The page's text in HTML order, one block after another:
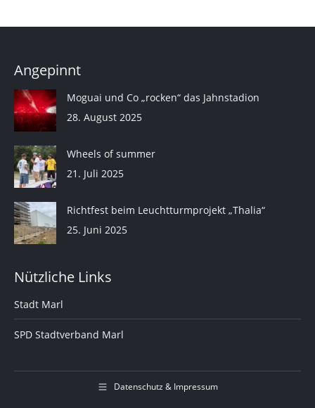
Angepinnt
Moguai und Co „rocken“ das Jahnstadion
28. August 2025
Wheels of summer
21. Juli 2025
Richtfest beim Leuchtturmprojekt „Thalia“
25. Juni 2025
Nützliche Links
Stadt Marl
SPD Stadtverband Marl
Datenschutz & Impressum